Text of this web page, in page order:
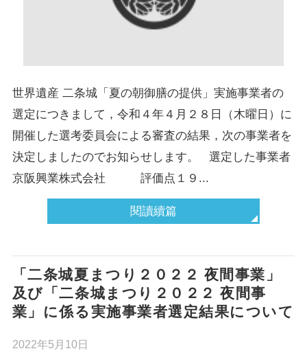
世界遺産 二条城「夏の朝御膳の提供」実施事業者の
選定につきまして，令和４年４月２８日（木曜日）に
開催した選考委員会による審査の結果，次の事業者を
決定しましたのでお知らせします。 選定した事業者
京阪興業株式会社 評価点１９...
閱讀續篇
「二条城夏まつり２０２２ 夜間事業」
及び「二条城まつり２０２２ 夜間事
業」に係る実施事業者選定結果について
2022年5月10日